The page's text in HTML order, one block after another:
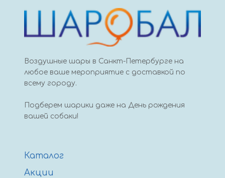
Воздушные шары в Санкт-Петербурге на
любое ваше мероприятие с доставкой по
всему городу.
Подберем шарики даже на День рождения
вашей собаки!
Каталог
Акции